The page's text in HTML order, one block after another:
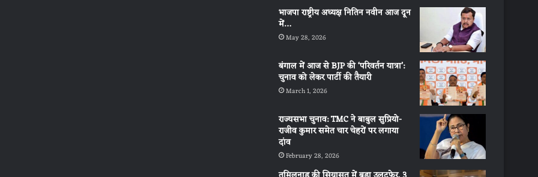
भाजपा राष्ट्रीय अध्यक्ष नितिन नवीन आज दून
में…
May 28, 2026
बंगाल में आज से BJP की ‘परिवर्तन यात्रा’:
चुनाव को लेकर पार्टी की तैयारी
March 1, 2026
राज्यसभा चुनाव: TMC ने बाबुल सुप्रियो-
राजीव कुमार समेत चार चेहरों पर लगाया
दांव
February 28, 2026